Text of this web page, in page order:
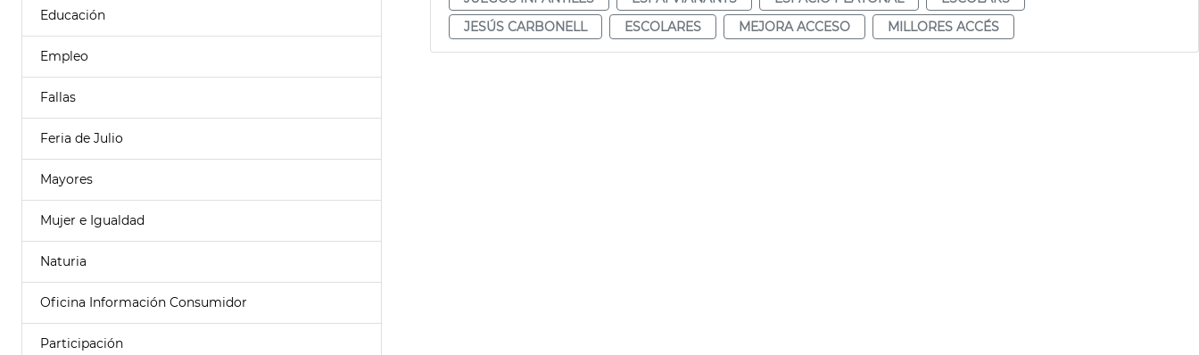
Educación
Empleo
Fallas
Feria de Julio
Mayores
Mujer e Igualdad
Naturia
Oficina Información Consumidor
Participación
JESÚS CARBONELL
ESCOLARES MEJORA ACCESO MILLORES ACCÉS